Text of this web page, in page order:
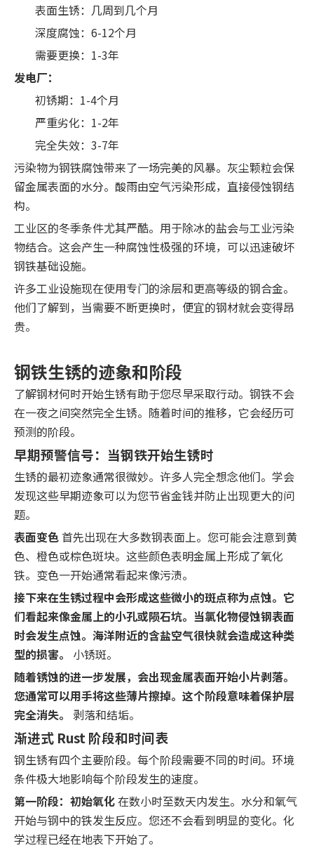
表面生锈：几周到几个月
深度腐蚀：6-12个月
需要更换：1-3年
发电厂：
初锈期：1-4个月
严重劣化：1-2年
完全失效：3-7年
污染物为钢铁腐蚀带来了一场完美的风暴。灰尘颗粒会保
留金属表面的水分。酸雨由空气污染形成，直接侵蚀钢结
构。
工业区的冬季条件尤其严酷。用于除冰的盐会与工业污染
物结合。这会产生一种腐蚀性极强的环境，可以迅速破坏
钢铁基础设施。
许多工业设施现在使用专门的涂层和更高等级的钢合金。
他们了解到，当需要不断更换时，便宜的钢材就会变得昂
贵。
钢铁生锈的迹象和阶段
了解钢材何时开始生锈有助于您尽早采取行动。钢铁不会
在一夜之间突然完全生锈。随着时间的推移，它会经历可
预测的阶段。
早期预警信号：当钢铁开始生锈时
生锈的最初迹象通常很微妙。许多人完全想念他们。学会
发现这些早期迹象可以为您节省金钱并防止出现更大的问
题。
表面变色首先出现在大多数钢表面上。您可能会注意到黄
色、橙色或棕色斑块。这些颜色表明金属上形成了氧化
铁。变色一开始通常看起来像污渍。
接下来在生锈过程中会形成这些微小的斑点称为点蚀。它
们看起来像金属上的小孔或陨石坑。当氯化物侵蚀钢表面
时会发生点蚀。海洋附近的含盐空气很快就会造成这种类
型的损害。
小锈斑。
随着锈蚀的进一步发展，会出现金属表面开始小片剥落。
您通常可以用手将这些薄片擦掉。这个阶段意味着保护层
完全消失。
剥落和结垢。
渐进式 Rust 阶段和时间表
钢生锈有四个主要阶段。每个阶段需要不同的时间。环境
条件极大地影响每个阶段发生的速度。
第一阶段：初始氧化在数小时至数天内发生。水分和氧气
开始与钢中的铁发生反应。您还不会看到明显的变化。化
学过程已经在地表下开始了。